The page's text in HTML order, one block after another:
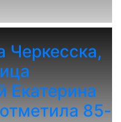
Черкесска,
Екатерина
85-